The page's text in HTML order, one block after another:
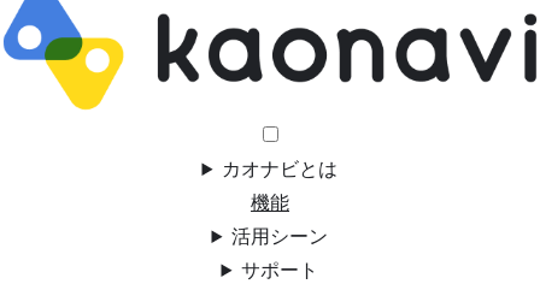
カオナビとは
機能
活用シーン
サポート